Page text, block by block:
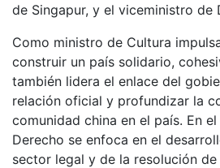
de Singapur, y el viceministro de
Como ministro de Cultura
construir un país solidario,
también lidera el enlace del
relación oficial y profundizar la
comunidad china en el país. En
Derecho se enfoca en el
sector legal y de la resolución